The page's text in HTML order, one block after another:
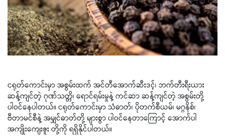
ငရုတ်ကောင်းမှာ အစွမ်းထက် အင်တီအောက်ဆီးဒင့်၊ ဘက်တီးရီးယား
ဆန့်ကျင်တဲ့ ဂုဏ်သတ္တိ၊ ရောင်ရမ်းမှုနဲ့ ကင်ဆာ ဆန့်ကျင်တဲ့ အစွမ်းတို့
ပါဝင်နေပါတယ်။ ငရုတ်ကောင်းမှာ သံဓာတ်၊ ပိုတက်စီယမ်၊ မဂ္ဂနိစ်၊
ဗီတာမင်စီနဲ့ အမျှင်ဓာတ်တို့ များစွာ ပါဝင်နေတာကြောင့် အောက်ပါ
အကျိုးကျေးဇူး တို့ကို ရရှိနိုင်ပါတယ်။